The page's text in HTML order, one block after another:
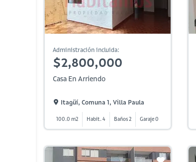
Administración incluida:
$2,800,000
Casa En Arriendo
Itagüí, Comuna 1, Villa Paula
100.0 m2 Habit. 4 Baños 2 Garaje 0